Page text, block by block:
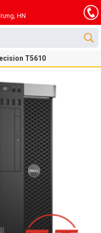
HN
T5610